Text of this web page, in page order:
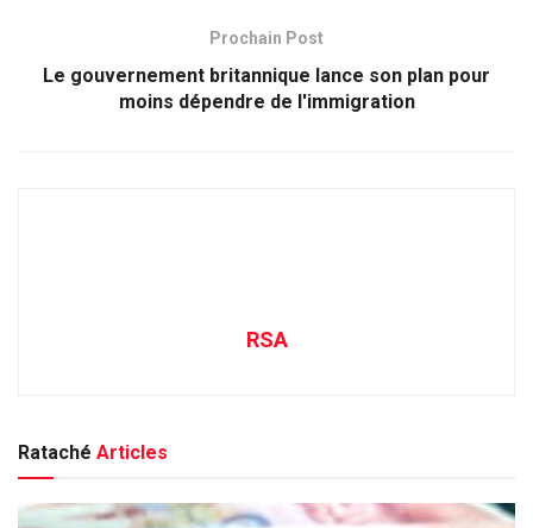
Prochain Post
Le gouvernement britannique lance son plan pour
moins dépendre de l'immigration
RSA
Rataché Articles